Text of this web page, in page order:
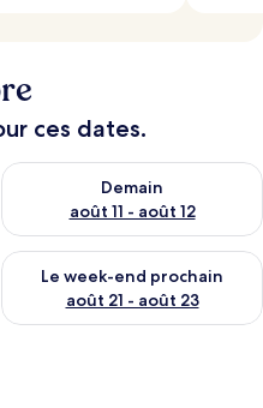
ces dates.
août 10 - août 11
Demain
août 11 - août 12
Vérifier la disponibilité pour
end août 14 - août 16
Le week-end prochain
août 21 - août 23
Vérifier la disponibilité pour